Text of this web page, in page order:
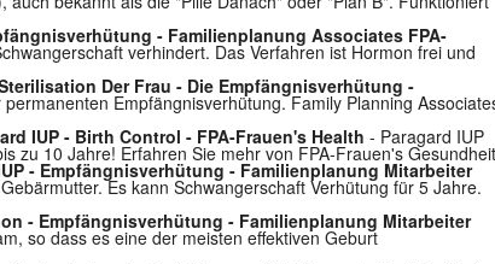
- Familienplanung Associates FPA-
verhindert. Das Verfahren ist Hormon frei und
Der Frau - Die Empfängnisverhütung -
Empfängnisverhütung. Family Planning
IUP - Birth Control - FPA-Frauen's Health - Paragard IUP
zu 10 Jahre! Erfahren Sie mehr von FPA-Frauen's
- Empfängnisverhütung - Familienplanung Mitarbeiter
Es kann Schwangerschaft Verhütung für 5 Jahre.
- Empfängnisverhütung - Familienplanung Mitarbeiter
so dass es eine der meisten effektiven Geburt